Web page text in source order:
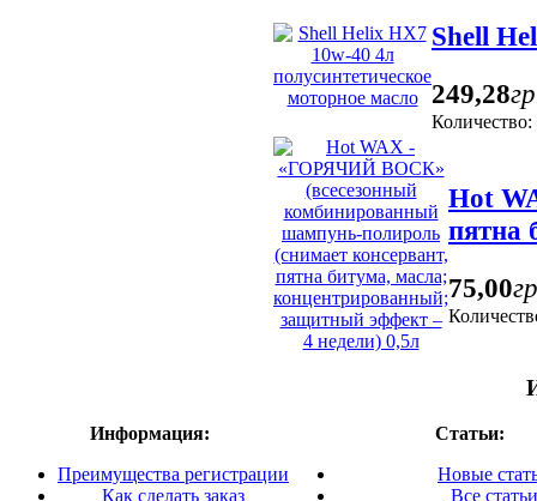
Shell
249,28
Количество:
Hot
пятна
75,00
Информация:
Преимущества регистрации
Как сделать заказ
Статьи:
Новые
Все статьи